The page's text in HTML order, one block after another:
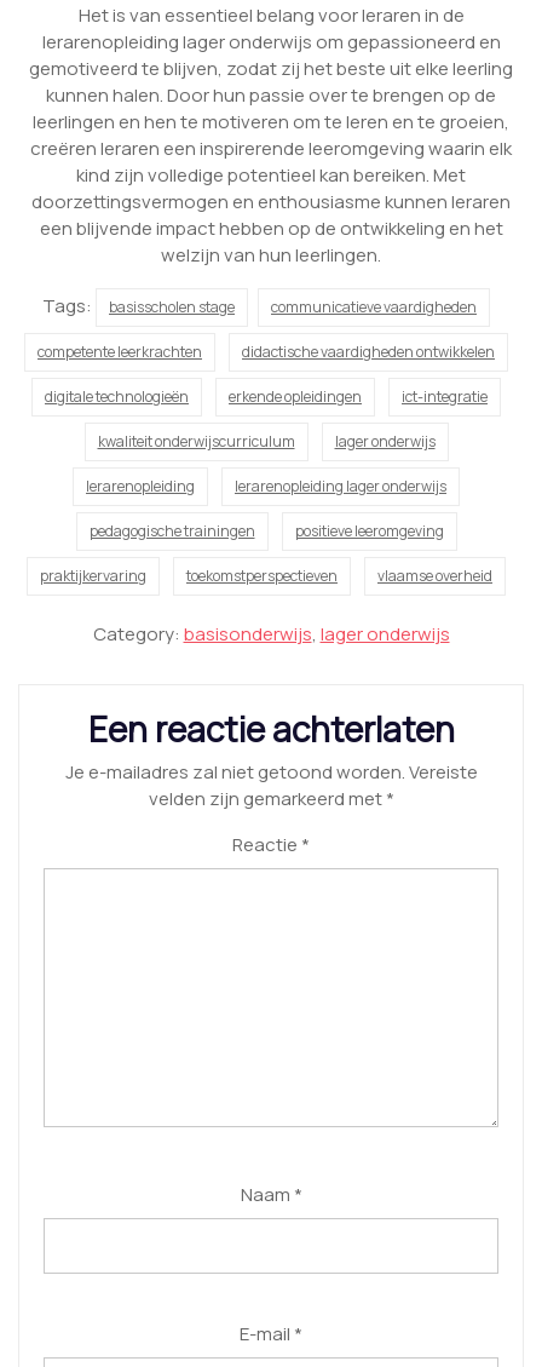
Het is van essentieel belang voor leraren in de
lerarenopleiding lager onderwijs om gepassioneerd en
gemotiveerd te blijven, zodat zij het beste uit elke leerling
kunnen halen. Door hun passie over te brengen op de
leerlingen en hen te motiveren om te leren en te groeien,
creëren leraren een inspirerende leeromgeving waarin elk
kind zijn volledige potentieel kan bereiken. Met
doorzettingsvermogen en enthousiasme kunnen leraren
een blijvende impact hebben op de ontwikkeling en het
welzijn van hun leerlingen.
Tags:
basisscholen stage communicatieve vaardigheden
competente leerkrachten didactische vaardigheden ontwikkelen
digitale technologieën erkende opleidingen ict-integratie
kwaliteit onderwijscurriculum lager onderwijs
lerarenopleiding lerarenopleiding lager onderwijs
pedagogische trainingen positieve leeromgeving
praktijkervaring toekomstperspectieven vlaamse overheid
Category: basisonderwijs, lager onderwijs
Een reactie achterlaten
Je e-mailadres zal niet getoond worden.Vereiste
velden zijn gemarkeerd met*
Reactie *
Naam *
E-mail *